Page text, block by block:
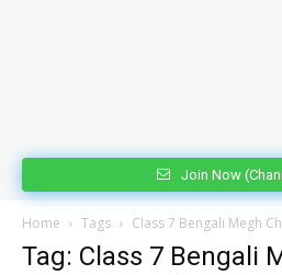
Join Now
Home Tags Class 7 Bengali Megh
Tag: Class 7 Bengali